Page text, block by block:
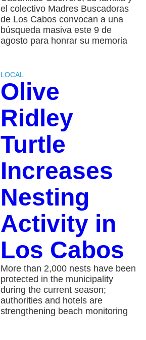
el colectivo Madres Buscadoras
de Los Cabos convocan a una
búsqueda masiva este 9 de
agosto para honrar su memoria
LOCAL
Olive
Ridley
Turtle
Increases
Nesting
Activity in
Los Cabos
More than 2,000 nests have been
protected in the municipality
during the current season;
authorities and hotels are
strengthening beach monitoring